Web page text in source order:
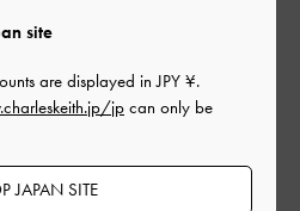
ーは役に立ちましたか？
site
are displayed inJPY ¥.
jpcan only be
JAPAN SITE